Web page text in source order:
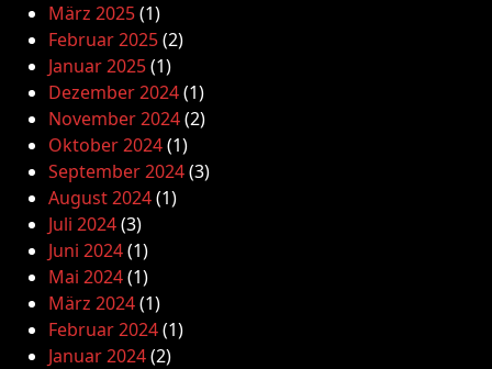
März 2025(1)
Februar 2025(2)
Januar 2025(1)
Dezember 2024(1)
November 2024(2)
Oktober 2024(1)
September 2024(3)
August 2024(1)
Juli 2024(3)
Juni 2024(1)
Mai 2024(1)
März 2024(1)
Februar 2024(1)
Januar 2024(2)